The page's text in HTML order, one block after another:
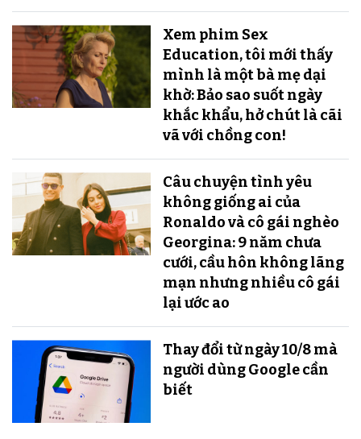
Xem phim Sex
Education, tôi mới thấy
mình là một bà mẹ dại
khờ: Bảo sao suốt ngày
khắc khẩu, hở chút là cãi
vã với chồng con!
Câu chuyện tình yêu
không giống ai của
Ronaldo và cô gái nghèo
Georgina: 9 năm chưa
cưới, cầu hôn không lãng
mạn nhưng nhiều cô gái
lại ước ao
Thay đổi từ ngày 10/8 mà
người dùng Google cần
biết